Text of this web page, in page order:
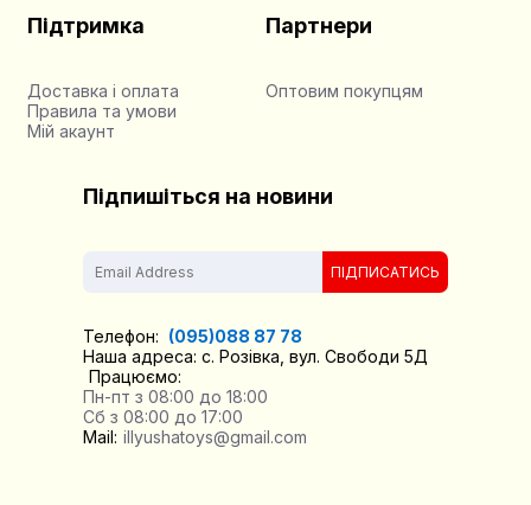
Підтримка
Доставка і оплата
Правила та умови
Мій акаунт
Партнери
Оптовим покупцям
Підпишіться на новини
ПІДПИСАТИСЬ
Телефон: (095)088 87 78
Наша адреса: с. Розівка, вул. Свободи 5Д
Працюємо:
Пн-пт з 08:00 до 18:00
Сб з 08:00 до 17:00
Mail: illyushatoys@gmail.com